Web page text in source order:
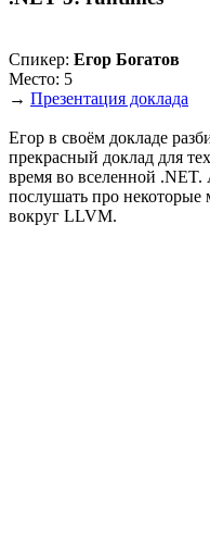
Спикер: Егор Богатов
Место: 5
→ Презентация доклада
Егор в своём докладе
прекрасный доклад для
время во вселенной .NET.
послушать про некоторые
вокруг LLVM.